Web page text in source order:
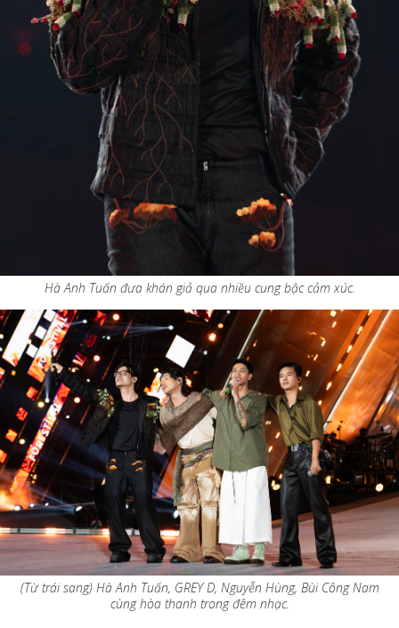
Hà Anh Tuấn đưa khán giả qua nhiều cung bậc cảm xúc.
(Từ trái sang) Hà Anh Tuấn, GREY D, Nguyễn Hùng, Bùi Công Nam
cùng hòa thanh trong đêm nhạc.